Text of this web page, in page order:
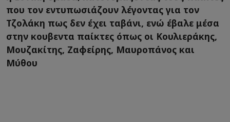
που τον εντυπωσιάζουν λέγοντας για τον
Τζολάκη πως δεν έχει ταβάνι, ενώ έβαλε μέσα
στην κουβεντα παίκτες όπως οι Κουλιεράκης,
Μουζακίτης, Ζαφείρης, Μαυροπάνος και
Μύθου